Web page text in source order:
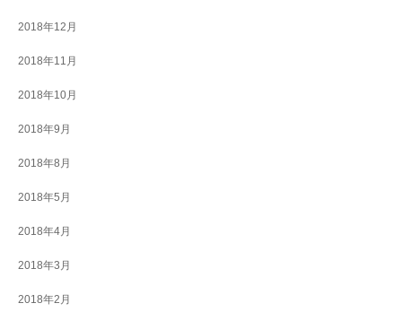
2018年12月
2018年11月
2018年10月
2018年9月
2018年8月
2018年5月
2018年4月
2018年3月
2018年2月